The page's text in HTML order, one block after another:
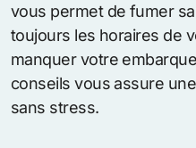
vous permet de fumer
toujours les horaires de
manquer votre
conseils vous assure
sans stress.